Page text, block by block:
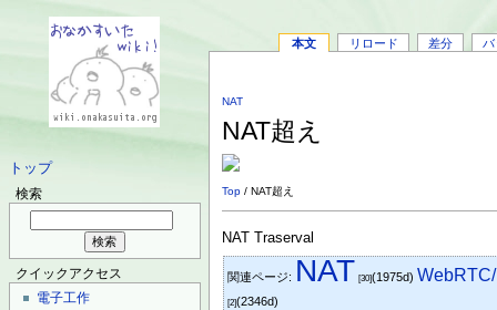
トップ
検索
クイックアクセス
電子工作
本文 リロード 差分 バ
NAT
NAT超え
Top / NAT超え
NAT Traserval
関連ページ: NAT [30](1975d)
[2](2346d)